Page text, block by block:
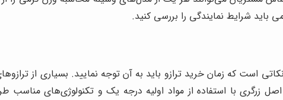
باید شرایط نمایندگی را بررسی کنید.
است که زمان خرید ترازو باید به آن توجه نمایید. بسیاری از
زرگری با استفاده از مواد اولیه درجه یک و تکنولوژی‌های